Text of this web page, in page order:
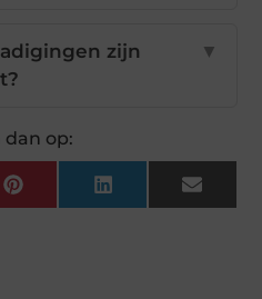
zijn
▼
dan op:
PinterestLinkedInEmail